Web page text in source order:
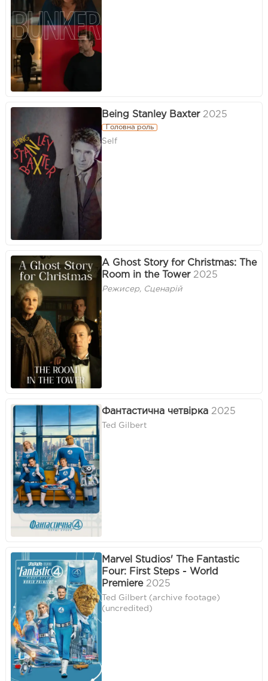
Being Stanley Baxter 2025
Головна роль
Self
A Ghost Story for Christmas: The
Room in the Tower 2025
Режисер, Сценарій
Фантастична четвірка 2025
Ted Gilbert
Marvel Studios' The Fantastic
Four: First Steps - World
Premiere 2025
Ted Gilbert (archive footage)
(uncredited)